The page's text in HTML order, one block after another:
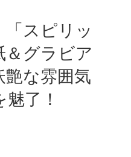
「スピリッ
＆グラビア
艶な雰囲気
了！